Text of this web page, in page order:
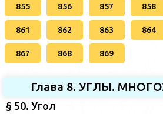
855 856 857 858
861 862 863 864
867 868 869
Глава 8. УГЛЫ.
§ 50. Угол